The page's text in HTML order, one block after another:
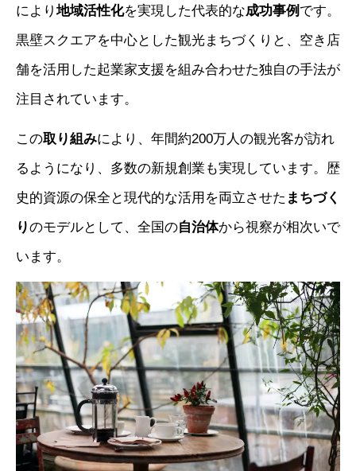
により 地域活性化を実現した代表的な成功事例 です。
黒壁スクエアを中心とした観光まちづくりと、空き店
舗を活用した起業家支援を組み合わせた独自の手法が
注目されています。
この取り組みにより、年間約200万人の観光客が訪れ
るようになり、多数の新規創業も実現しています。歴
史的資源の保全と現代的な活用を両立させた まちづく
りのモデルとして、全国の自治体から視察が相次いで
います。